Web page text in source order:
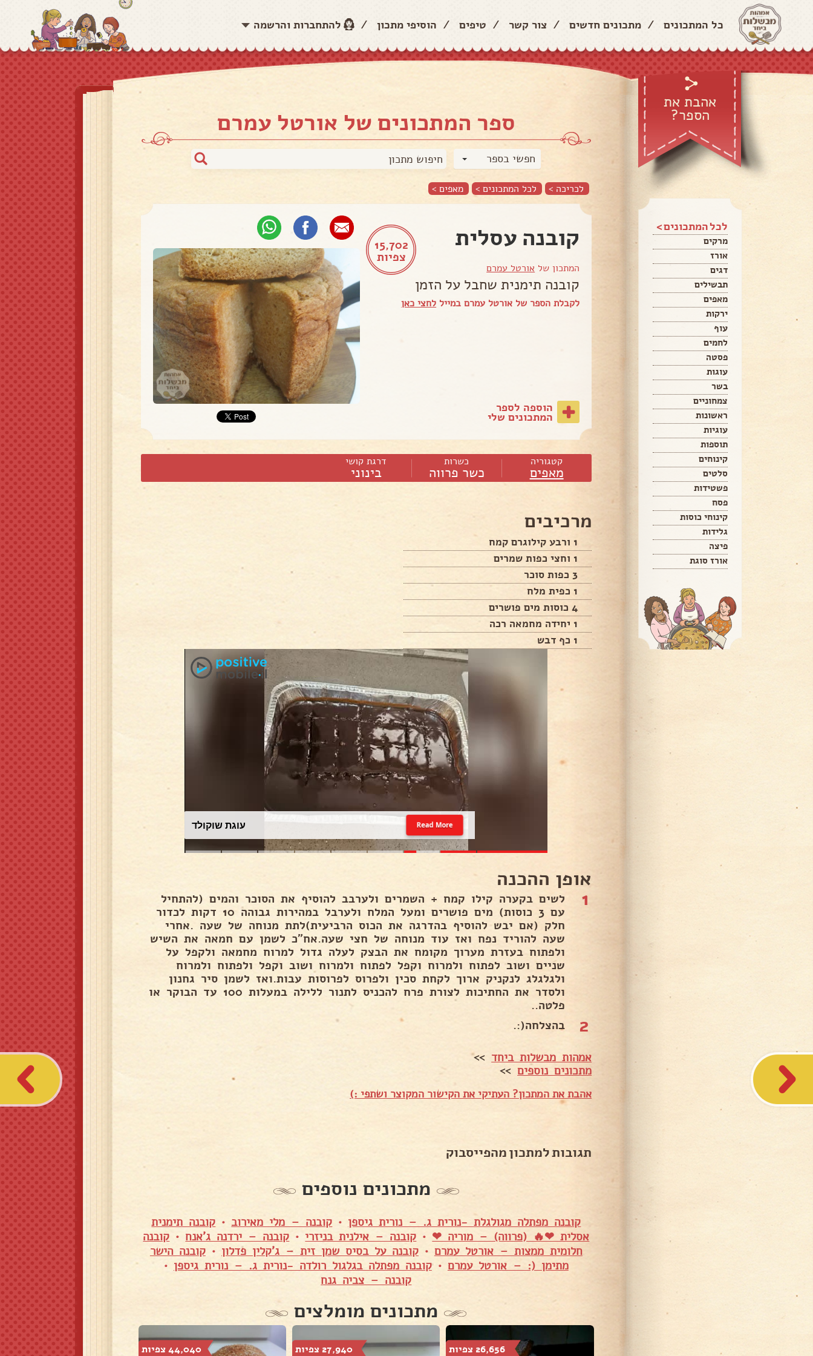
כל המתכונים / מתכונים חדשים / צור קשר / טיפים / הוסיפי מתכון / להתחברות והרשמה
אהבת את
הספר?
לכל המתכונים >
מרקים
אורז
דגים
תבשילים
מאפים
ירקות
עוף
לחמים
פסטה
עוגות
בשר
צמחוניים
ראשונות
עוגיות
תוספות
קינוחים
סלטים
פשטידות
פסח
קינוחי כוסות
גלידות
פיצה
אורז סוגת
ספר המתכונים של אורטל עמרם
חפשי בספר
לכריכה > לכל המתכונים > מאפים >
15,702
צפיות
קובנה עסלית
המתכון של אורטל עמרם
קובנה תימנית שחבל על הזמן
לקבלת הספר של אורטל עמרם במייל לחצי כאן
הוספה לספר
המתכונים שלי
קטגוריה
מאפים
כשרות
כשר פרווה
דרגת קושי
בינוני
מרכיבים
1 ורבע קילוגרם קמח
1 וחצי כפות שמרים
3 כפות סוכר
1 כפית מלח
4 כוסות מים פושרים
1 יחידה מחמאה רכה
1 כף דבש
עוגת שוקולד Read More
אופן ההכנה
1
לשים בקערה קילו קמח + השמרים ולערבב להוסיף את הסוכר והמים (להתחיל
עם 3 כוסות) מים פושרים ומעל המלח ולערבל במהירות גבוהה 10 דקות לכדור
חלק (אם יבש להוסיף בהדרגה את הכוס הרביעית)לתת מנוחה של שעה .אחרי
שעה להוריד נפח ואז עוד מנוחה של חצי שעה.אח"כ לשמן עם חמאה את השיש
ולפתוח בעזרת מערוך מקומח את הבצק לעלה גדול למרוח מחמאה ולקפל על
שניים ושוב לפתוח ולמרוח וקפל לפתוח ולמרוח ושוב וקפל ולפתוח ולמרוח
ולגלגלג לנקניק ארוך לקחת סכין ולפרוס לפרוסות עבות.ואז לשמן סיר גחנון
ולסדר את החתיכות לצורת פרח להכניס לתנור ללילה במעלות 100 עד הבוקר או
פלטה..
2 בהצלחה(:.
אמהות מבשלות ביחד >>
מתכונים נוספים>>
אהבת את המתכון? העתיקי את הקישור המקוצר ושתפי :)
תגובות למתכון מהפייסבוק
מתכונים נוספים
קובנה מפתלה מגולגלת -נורית ג. – נורית גיספן • קובנה – מלי מאירוב • קובנה תימנית
אסלית ❤🔥 (פרווה) – מוריה ❤ • קובנה – אילנית בניזרי • קובנה – ירדנה ג'אנח • קובנה
חלומית ממצות – אורטל עמרם •קובנה על בסיס שמן זית – ג'קלין פדלון •קובנה הישר
מתימן (: – אורטל עמרם •קובנה מפתלה בגלגול רולדה -נורית ג. – נורית גיספן •
קובנה – צביה גנח
מתכונים מומלצים
26,656 צפיות 27,940 צפיות 44,040 צפיות